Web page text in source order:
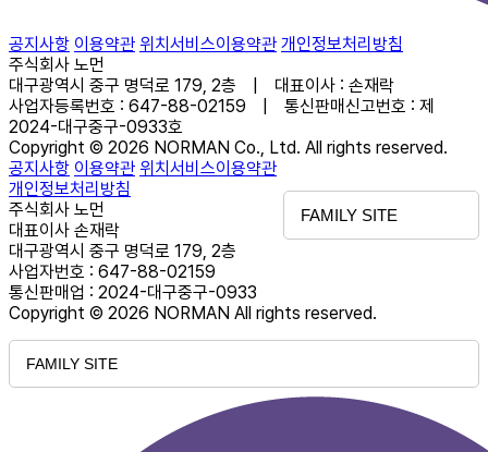
공지사항 이용약관 위치서비스이용약관 개인정보처리방침
주식회사 노먼
대구광역시 중구 명덕로 179, 2층 | 대표이사 : 손재락
사업자등록번호 : 647-88-02159 | 통신판매신고번호 : 제
2024-대구중구-0933호
Copyright © 2026 NORMAN Co., Ltd. All rights reserved.
FAMILY SITE
공지사항 이용약관 위치서비스이용약관
개인정보처리방침
주식회사 노먼
대표이사 손재락
대구광역시 중구 명덕로 179, 2층
사업자번호 : 647-88-02159
통신판매업 : 2024-대구중구-0933
Copyright © 2026 NORMAN All rights reserved.
FAMILY SITE